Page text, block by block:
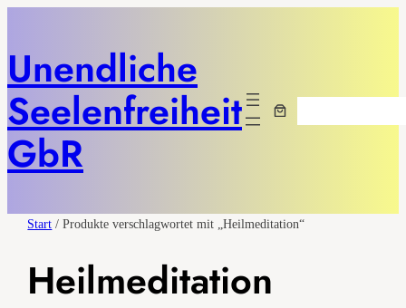
Unendliche
Seelenfreiheit
GbR
Start / Produkte verschlagwortet mit „Heilmeditation“
Heilmeditation